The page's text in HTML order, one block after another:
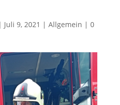
Juli 9, 2021 | Allgemein | 0